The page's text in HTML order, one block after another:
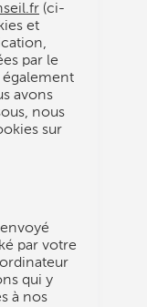
(ci-
et
par le
également
avons
nous
sur
par votre
qui y
à nos